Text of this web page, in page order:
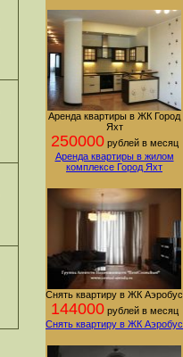
Аренда квартиры в ЖК Город
Яхт
250000рублей в месяц
Аренда квартиры в жилом
комплексе Город Яхт
Снять квартиру в ЖК Аэробус
144000рублей в месяц
Снять квартиру в ЖК Аэробус